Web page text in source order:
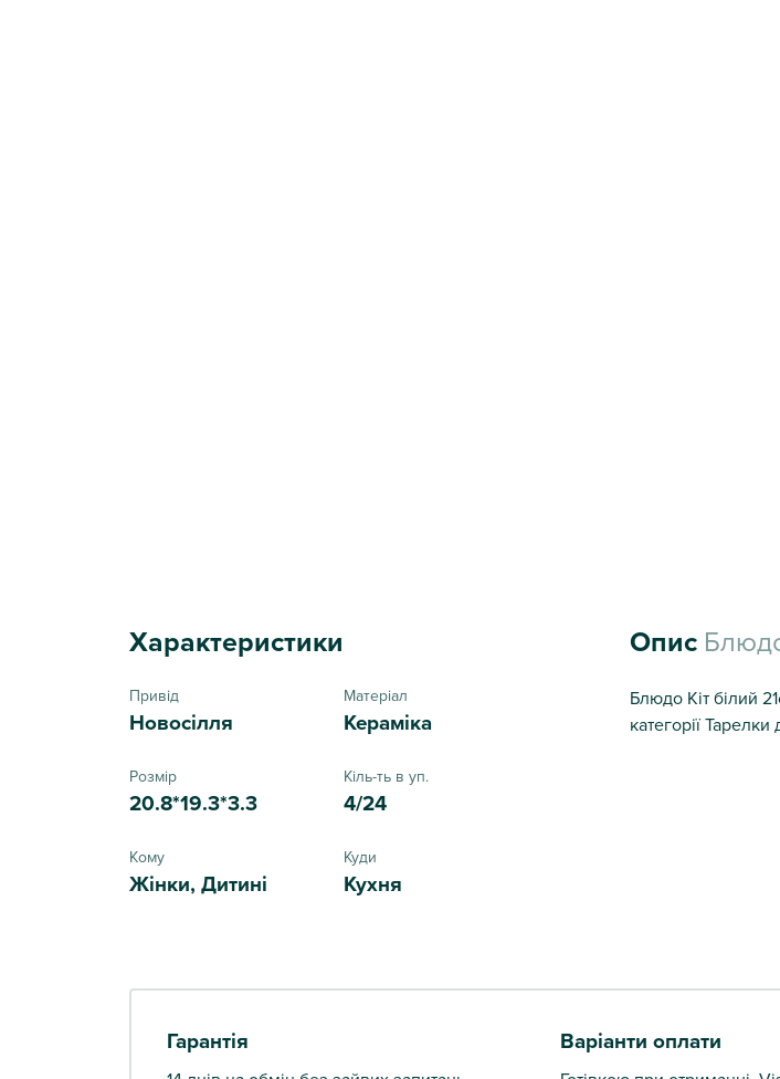
Характеристики
Привід
Новосілля
Матеріал
Кераміка
Розмір
20.8*19.3*3.3
Кіль-ть в уп.
4/24
Кому
Жінки, Дитині
Куди
Кухня
Опис
Блюдо Кіт білий
категорії
Гарантія Варіанти оплати